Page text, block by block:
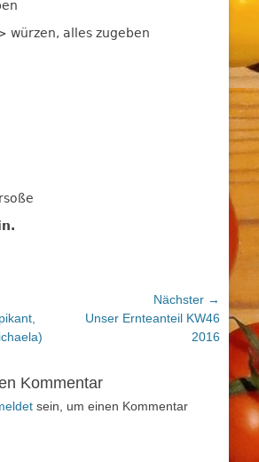
würzen, alles zugeben
Nächster →
Nächster
Unser Ernteanteil KW46
2016
Kommentar
sein, um einen Kommentar